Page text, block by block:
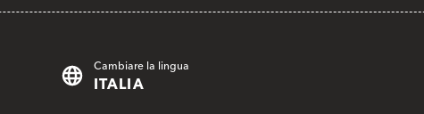
Cambiare la lingua
ITALIA